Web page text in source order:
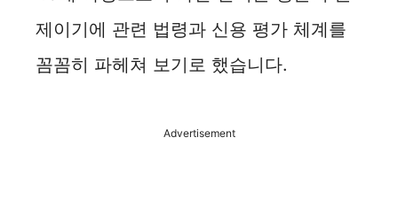
제이기에 관련 법령과 신용 평가 체계를
꼼꼼히 파헤쳐 보기로 했습니다.
Advertisement